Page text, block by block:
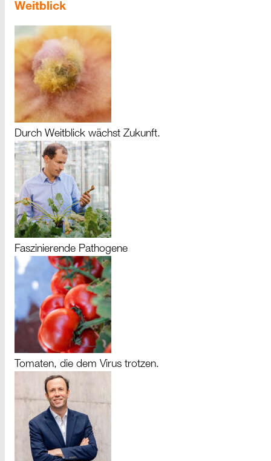
Weitblick
Durch Weitblick wächst Zukunft.
Faszinierende Pathogene
Tomaten, die dem Virus trotzen.